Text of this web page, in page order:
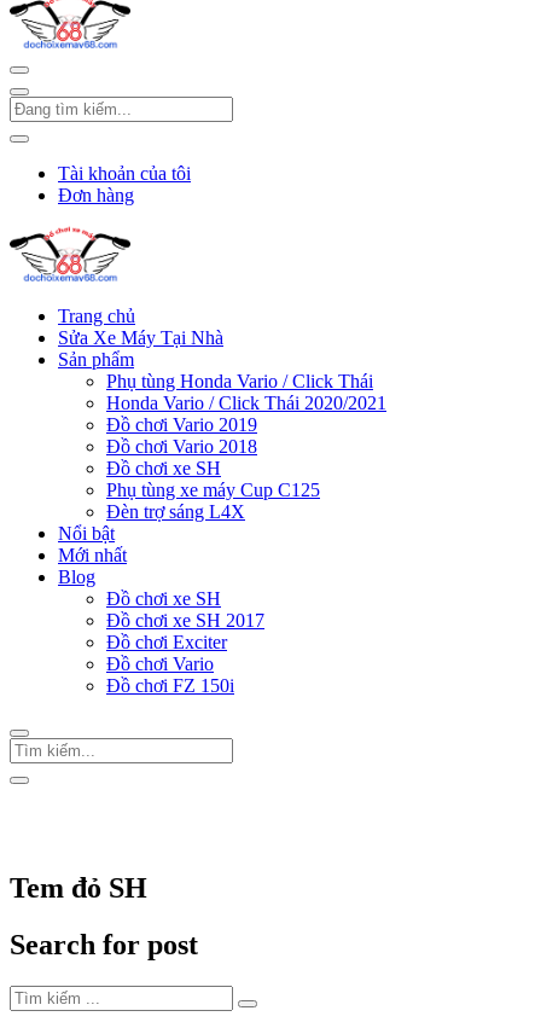
Tài khoản của tôi
Đơn hàng
Trang chủ
Sửa Xe Máy Tại Nhà
Sản phẩm
Phụ tùng Honda Vario / Click Thái
Honda Vario / Click Thái 2020/2021
Đồ chơi Vario 2019
Đồ chơi Vario 2018
Đồ chơi xe SH
Phụ tùng xe máy Cup C125
Đèn trợ sáng L4X
Nổi bật
Mới nhất
Blog
Đồ chơi xe SH
Đồ chơi xe SH 2017
Đồ chơi Exciter
Đồ chơi Vario
Đồ chơi FZ 150i
Tem đỏ SH
Search for post